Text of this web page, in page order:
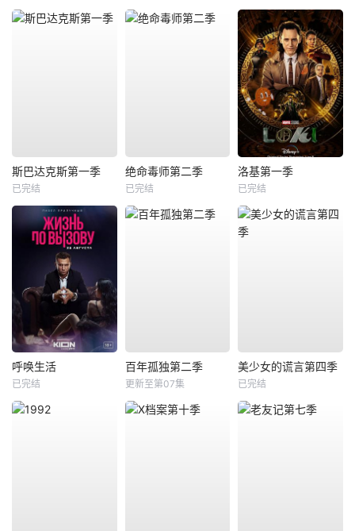
斯巴达克斯第一季
已完结
绝命毒师第二季
已完结
洛基第一季
已完结
呼唤生活
已完结
百年孤独第二季
更新至第07集
美少女的谎言第四季
已完结